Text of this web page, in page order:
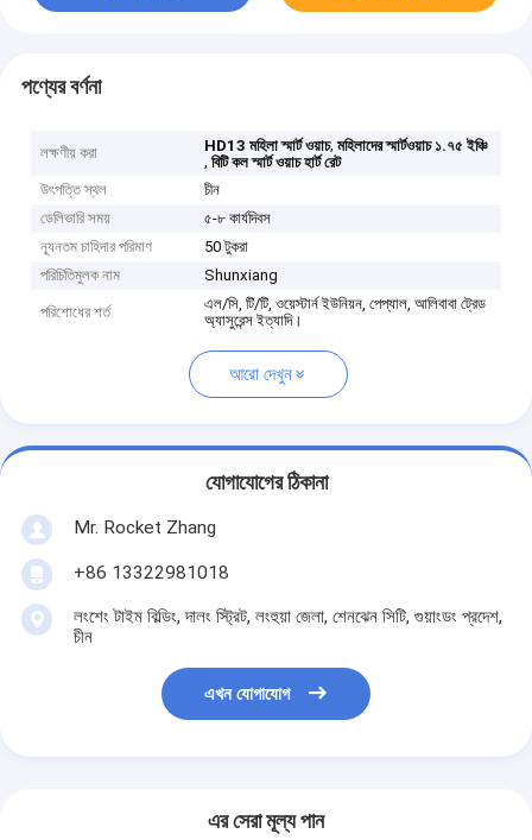
পণ্যের বর্ণনা
লক্ষণীয় করা HD13 মহিলা স্মার্ট ওয়াচ,মহিলাদের স্মার্টওয়াচ ১.৭৫ ইঞ্চি
,বিটি কল স্মার্ট ওয়াচ হার্ট রেট
উৎপত্তি স্থল
চীন
ডেলিভারি সময়
৫-৮ কার্যদিবস
ন্যূনতম চাহিদার পরিমাণ
50 টুকরা
পরিচিতিমুলক নাম
Shunxiang
পরিশোধের শর্ত
এল/সি, টি/টি, ওয়েস্টার্ন ইউনিয়ন, পেপ্যাল, আলিবাবা ট্রেড
অ্যাসুরেন্স ইত্যাদি।
আরো দেখুন
যোগাযোগের ঠিকানা
Mr. Rocket Zhang
+86 13322981018
লংশেং টাইম বিল্ডিং, দালং স্ট্রিট, লংহুয়া জেলা, শেনঝেন সিটি, গুয়াংডং প্রদেশ,
চীন
এখন যোগাযোগ
এর সেরা মূল্য পান